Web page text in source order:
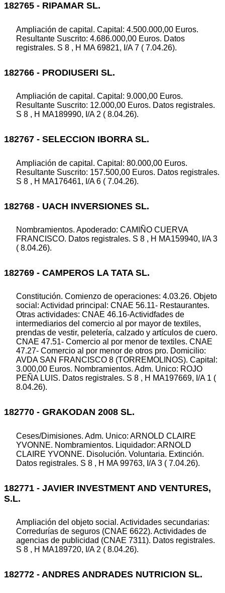
182765 - RIPAMAR SL.
Ampliación de capital. Capital: 4.500.000,00 Euros.
Resultante Suscrito: 4.686.000,00 Euros. Datos
registrales. S 8 , H MA 69821, I/A 7 ( 7.04.26).
182766 - PRODIUSERI SL.
Ampliación de capital. Capital: 9.000,00 Euros.
Resultante Suscrito: 12.000,00 Euros. Datos registrales.
S 8 , H MA189990, I/A 2 ( 8.04.26).
182767 - SELECCION IBORRA SL.
Ampliación de capital. Capital: 80.000,00 Euros.
Resultante Suscrito: 157.500,00 Euros. Datos registrales.
S 8 , H MA176461, I/A 6 ( 7.04.26).
182768 - UACH INVERSIONES SL.
Nombramientos. Apoderado: CAMIÑO CUERVA
FRANCISCO. Datos registrales. S 8 , H MA159940, I/A 3
( 8.04.26).
182769 - CAMPEROS LA TATA SL.
Constitución. Comienzo de operaciones: 4.03.26. Objeto
social: Actividad principal: CNAE 56.11- Restaurantes.
Otras actividades: CNAE 46.16-Actividfades de
intermediarios del comercio al por mayor de textiles,
prendas de vestir, peletería, calzado y artículos de cuero.
CNAE 47.51- Comercio al por menor de textiles. CNAE
47.27- Comercio al por menor de otros pro. Domicilio:
AVDA SAN FRANCISCO 8 (TORREMOLINOS). Capital:
3.000,00 Euros. Nombramientos. Adm. Unico: ROJO
PEÑA LUIS. Datos registrales. S 8 , H MA197669, I/A 1 (
8.04.26).
182770 - GRAKODAN 2008 SL.
Ceses/Dimisiones. Adm. Unico: ARNOLD CLAIRE
YVONNE. Nombramientos. Liquidador: ARNOLD
CLAIRE YVONNE. Disolución. Voluntaria. Extinción.
Datos registrales. S 8 , H MA 99763, I/A 3 ( 7.04.26).
182771 - JAVIER INVESTMENT AND VENTURES,
S.L.
Ampliación del objeto social. Actividades secundarias:
Corredurías de seguros (CNAE 6622). Actividades de
agencias de publicidad (CNAE 7311). Datos registrales.
S 8 , H MA189720, I/A 2 ( 8.04.26).
182772 - ANDRES ANDRADES NUTRICION SL.